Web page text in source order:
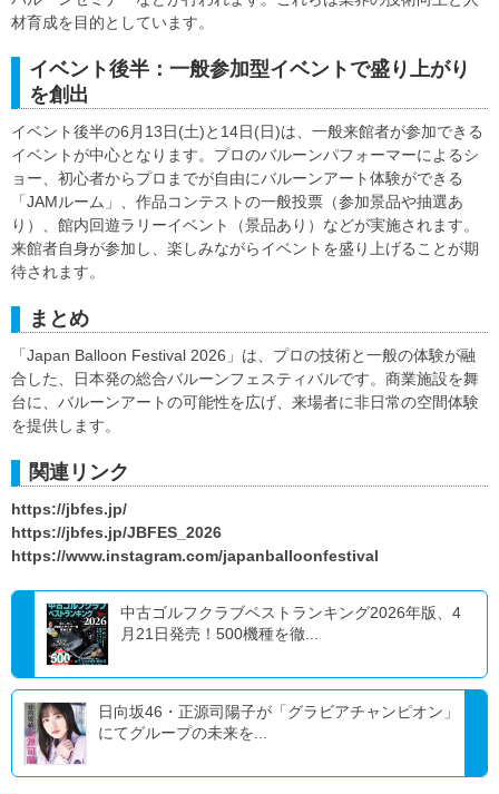
材育成を目的としています。
イベント後半：一般参加型イベントで盛り上がり
を創出
イベント後半の6月13日(土)と14日(日)は、一般来館者が参加できる
イベントが中心となります。プロのバルーンパフォーマーによるシ
ョー、初心者からプロまでが自由にバルーンアート体験ができる
「JAMルーム」、作品コンテストの一般投票（参加景品や抽選あ
り）、館内回遊ラリーイベント（景品あり）などが実施されます。
来館者自身が参加し、楽しみながらイベントを盛り上げることが期
待されます。
まとめ
「Japan Balloon Festival 2026」は、プロの技術と一般の体験が融
合した、日本発の総合バルーンフェスティバルです。商業施設を舞
台に、バルーンアートの可能性を広げ、来場者に非日常の空間体験
を提供します。
関連リンク
https://jbfes.jp/
https://jbfes.jp/JBFES_2026
https://www.instagram.com/japanballoonfestival
中古ゴルフクラブベストランキング2026年版、4
月21日発売！500機種を徹...
日向坂46・正源司陽子が「グラビアチャンピオン」
にてグループの未来を...